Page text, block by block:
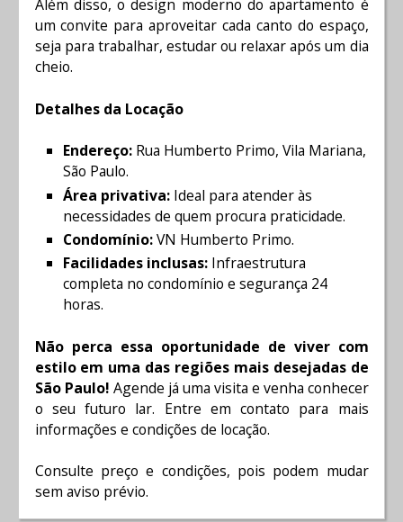
Além disso, o design moderno do apartamento é
um convite para aproveitar cada canto do espaço,
seja para trabalhar, estudar ou relaxar após um dia
cheio.
Detalhes da Locação
Endereço: Rua Humberto Primo, Vila Mariana,
São Paulo.
Área privativa: Ideal para atender às
necessidades de quem procura praticidade.
Condomínio:VN Humberto Primo.
Facilidades inclusas: Infraestrutura
completa no condomínio e segurança 24
horas.
Não perca essa oportunidade de viver com
estilo em uma das regiões mais desejadas de
São Paulo! Agende já uma visita e venha conhecer
o seu futuro lar. Entre em contato para mais
informações e condições de locação.
Consulte preço e condições, pois podem mudar
sem aviso prévio.